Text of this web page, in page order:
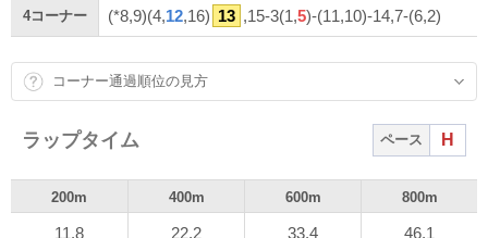
4コーナー (*8,9)(4,12,16) 13 ,15-3(1,5)-(11,10)-14,7-(6,2)
コーナー通過順位の見方
ラップタイム ペース H
200m 400m 600m 800m
11.8 22.2 33.4 46.1